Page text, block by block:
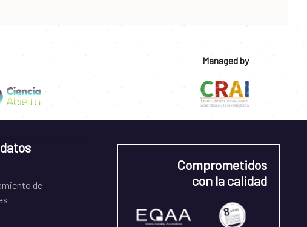
Managed by
de
Comprometidos
con la calidad